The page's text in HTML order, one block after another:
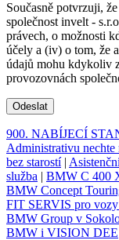
Současně potvrzuji,
společnost invelt -
právech, o možnosti
účely a (iv) o tom, že
údajů mohu kdykoliv
provozovnách
Odeslat
900. NABÍJECÍ
Administrativu nechte
bez starostí|
služba | BMW C 400
BMW Concept
FIT SERVIS pro
BMW Group v
BMW i VISION DEE